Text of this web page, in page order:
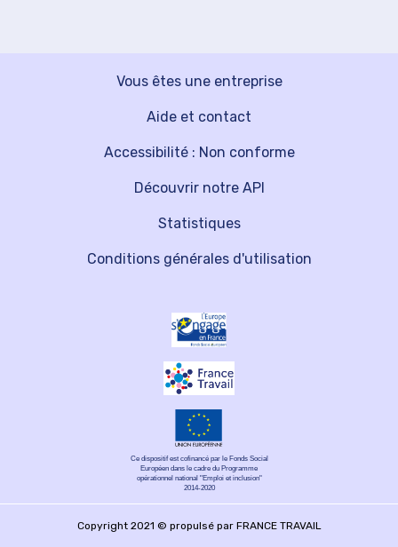
Vous êtes une entreprise
Découvrir notre API
Aide et contact
Statistiques
Accessibilité : Non conforme
Conditions générales d'utilisation
Ce dispositif est cofinancé par le Fonds Social
Européen dans le cadre du Programme
opérationnel national "Emploi et inclusion"
2014-2020
Copyright 2021 © propulsé par FRANCE TRAVAIL